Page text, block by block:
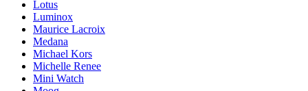
Lotus
Luminox
Maurice Lacroix
Medana
Michael Kors
Michelle Renee
Mini Watch